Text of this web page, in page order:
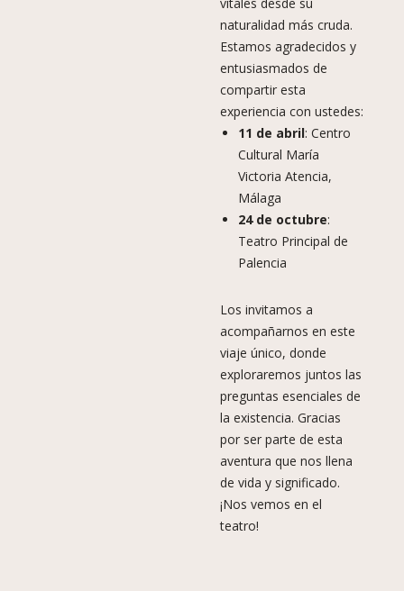
naturalidad más cruda.
Estamos agradecidos y
entusiasmados de
compartir esta
experiencia con ustedes:
11 de abril: Centro
Cultural María
Victoria Atencia,
Málaga
24 de octubre:
Teatro Principal de
Palencia
Los invitamos a
acompañarnos en este
viaje único, donde
exploraremos juntos las
preguntas esenciales de
la existencia. Gracias
por ser parte de esta
aventura que nos llena
de vida y significado.
¡Nos vemos en el
teatro!